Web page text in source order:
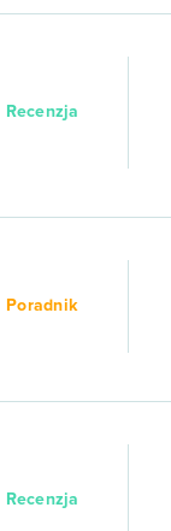
Recenzja
Poradnik
Recenzja